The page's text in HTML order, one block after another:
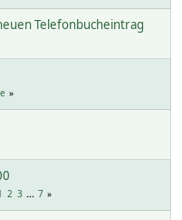
Telefonbucheintrag
2 3 ... 7